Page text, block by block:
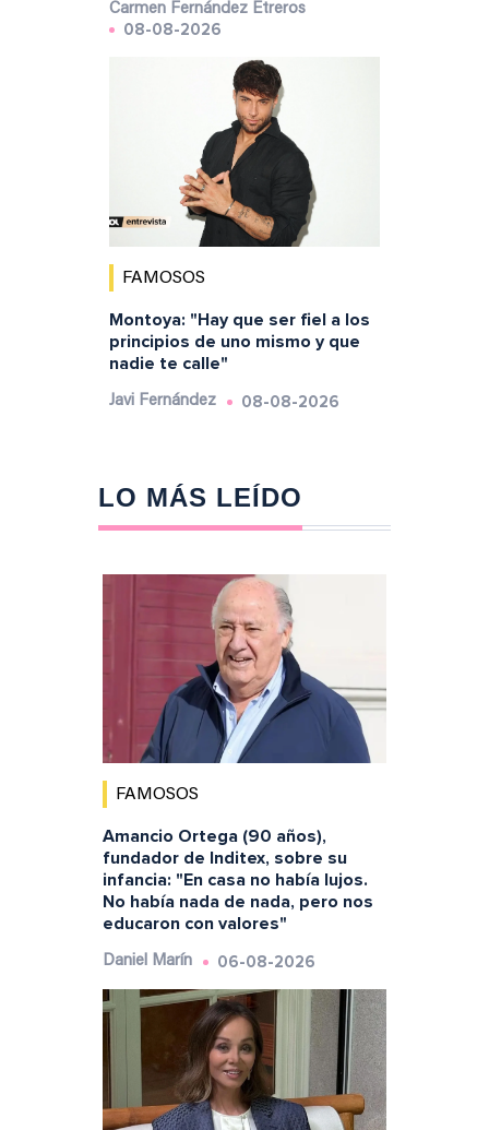
Carmen Fernández Etreros
08-08-2026
FAMOSOS
Montoya: "Hay que ser fiel a los
principios de uno mismo y que
nadie te calle"
Javi Fernández 08-08-2026
LO MÁS LEÍDO
FAMOSOS
Amancio Ortega (90 años),
fundador de Inditex, sobre su
infancia: "En casa no había lujos.
No había nada de nada, pero nos
educaron con valores"
Daniel Marín 06-08-2026